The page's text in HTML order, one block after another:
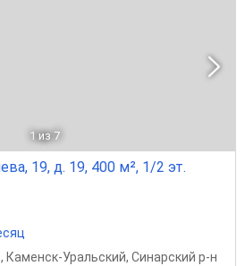
1 из 7
19, д. 19, 400 м², 1/2 эт.
, Каменск-Уральский, Синарский р-н